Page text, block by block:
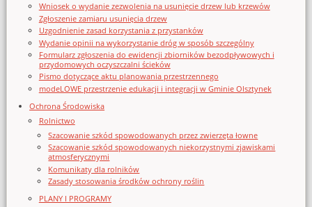
Wniosek o wydanie zezwolenia na usunięcie drzew lub krzewów
Zgłoszenie zamiaru usunięcia drzew
Uzgodnienie zasad korzystania z przystanków
Wydanie opinii na wykorzystanie dróg w sposób szczególny
Formularz zgłoszenia do ewidencji zbiorników bezodpływowych i
przydomowych oczyszczalni ścieków
Pismo dotyczące aktu planowania przestrzennego
modeLOWE przestrzenie edukacji i integracji w Gminie Olsztynek
Ochrona Środowiska
Rolnictwo
Szacowanie szkód spowodowanych przez zwierzęta łowne
Szacowanie szkód spowodowanych niekorzystnymi zjawiskami
atmosferycznymi
Komunikaty dla rolników
Zasady stosowania środków ochrony roślin
PLANY I PROGRAMY